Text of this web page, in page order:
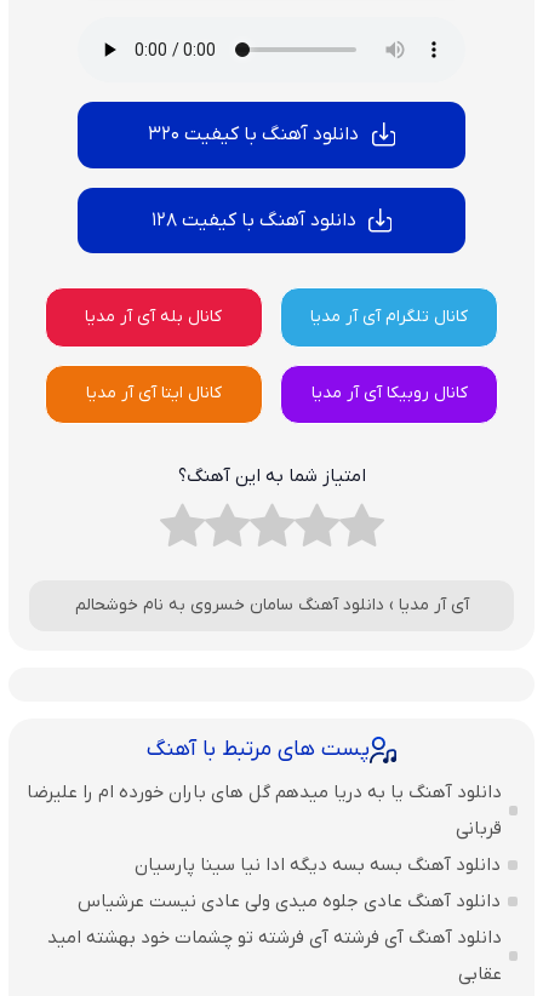
دانلود آهنگ با کیفیت 320
دانلود آهنگ با کیفیت 128
کانال تلگرام آی آر مدیا کانال بله آی آر مدیا
کانال روبیکا آی آر مدیا کانال ایتا آی آر مدیا
امتیاز شما به این آهنگ؟
آی آر مدیا › دانلود آهنگ سامان خسروی به نام خوشحالم
پست های مرتبط با آهنگ
دانلود آهنگ یا به دریا میدهم گل های باران‌ خورده ام را علیرضا
قربانی
دانلود آهنگ بسه بسه دیگه ادا نیا سینا پارسیان
دانلود آهنگ عادی جلوه میدی ولی عادی نیست عرشیاس
دانلود آهنگ آی فرشته آی فرشته تو چشمات خود بهشته امید
عقابی